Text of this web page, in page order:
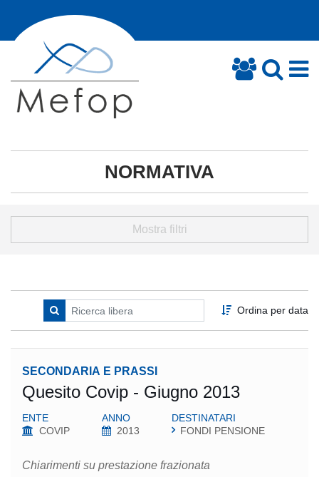
NORMATIVA
Mostra filtri
Ordina per data
SECONDARIA E PRASSI
Quesito Covip - Giugno 2013
ENTE
COVIP
ANNO
2013
DESTINATARI
FONDI PENSIONE
Chiarimenti su prestazione frazionata